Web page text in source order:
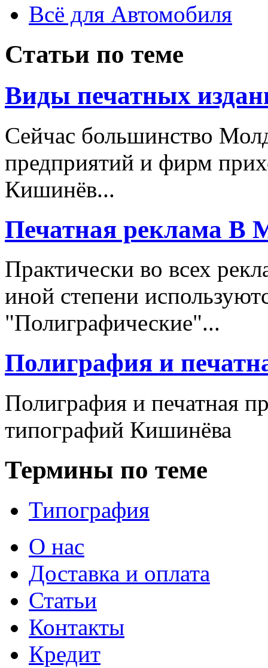
Всё для Автомобиля
Статьи по теме
Виды печатных
Сейчас большинство
предприятий и фирм
Кишинёв...
Печатная реклама В
Практически во всех
иной степени
"Полиграфические"...
Полиграфия и
Полиграфия и печатная
типографий Кишинёва
Термины по теме
Типография
О нас
Доставка и оплата
Статьи
Контакты
Кредит